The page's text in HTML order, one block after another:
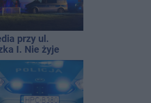
przy ul.
I. Nie żyje
która wypadła z
piętra